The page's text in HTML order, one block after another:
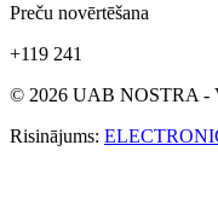
Preču novērtēšana
+119 241
© 2026 UAB NOSTRA -
Risinājums: